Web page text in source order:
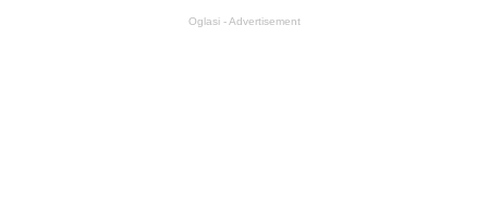
Oglasi - Advertisement